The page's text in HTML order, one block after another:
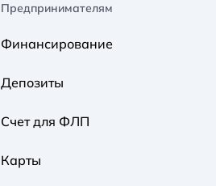
Предпринимателям
Финансирование
Депозиты
Счет для ФЛП
Карты